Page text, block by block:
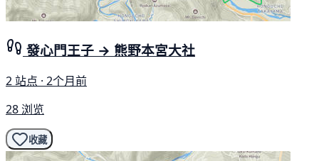
發心門王子 → 熊野本宮大社
2 站点 · 2个月前
28 浏览
收藏